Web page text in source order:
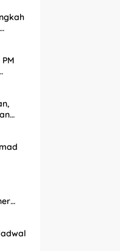
Jadi Andalan Tata
Semarang